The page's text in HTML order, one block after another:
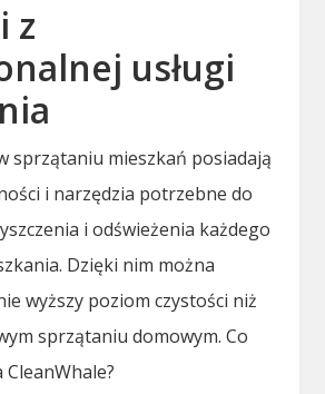
z
usługi
sprzątaniu mieszkań posiadają
i narzędzia potrzebne do
i odświeżenia każdego
Dzięki nim można
wyższy poziom czystości niż
sprzątaniu domowym. Co